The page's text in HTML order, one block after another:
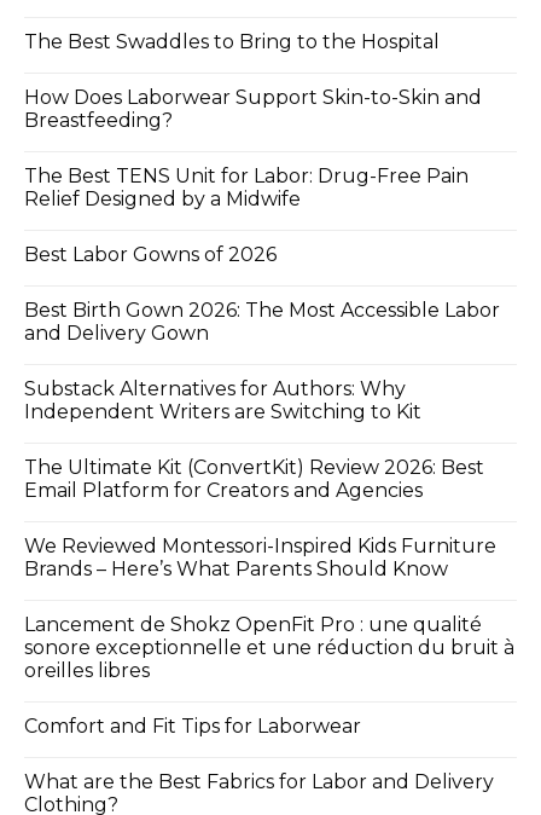
The Best Swaddles to Bring to the Hospital
How Does Laborwear Support Skin-to-Skin and
Breastfeeding?
The Best TENS Unit for Labor: Drug-Free Pain
Relief Designed by a Midwife
Best Labor Gowns of 2026
Best Birth Gown 2026: The Most Accessible Labor
and Delivery Gown
Substack Alternatives for Authors: Why
Independent Writers are Switching to Kit
The Ultimate Kit (ConvertKit) Review 2026: Best
Email Platform for Creators and Agencies
We Reviewed Montessori-Inspired Kids Furniture
Brands – Here’s What Parents Should Know
Lancement de Shokz OpenFit Pro : une qualité
sonore exceptionnelle et une réduction du bruit à
oreilles libres
Comfort and Fit Tips for Laborwear
What are the Best Fabrics for Labor and Delivery
Clothing?